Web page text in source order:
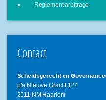
Reglement arbitrage
Contact
Scheidsgerecht en
p/a Nieuwe Gracht 124
2011 NM Haarlem